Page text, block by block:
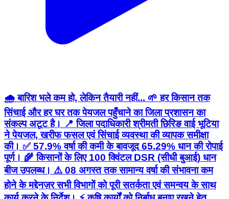
🌧️ बारिश भले कम हो, लेकिन तैयारी नहीं... 🌱 हर किसान तक
सिंचाई और हर घर तक पेयजल पहुँचाने का जिला प्रशासन का
संकल्प अटूट है। 📍 जिला पदाधिकारी श्रीमती छिरिङ वाई भूटिया
ने पेयजल, खरीफ फसल एवं सिंचाई व्यवस्था की व्यापक समीक्षा
की। ✅ 57.9% वर्षा की कमी के बावजूद 65.29% धान की रोपाई
पूर्ण। 🌾 किसानों के लिए 100 क्विंटल DSR (सीधी बुआई) धान
बीज उपलब्ध। ⚠️ 08 अगस्त तक सामान्य वर्षा की संभावना कम
होने के मद्देनज़र सभी विभागों को पूरी सतर्कता एवं समन्वय के साथ